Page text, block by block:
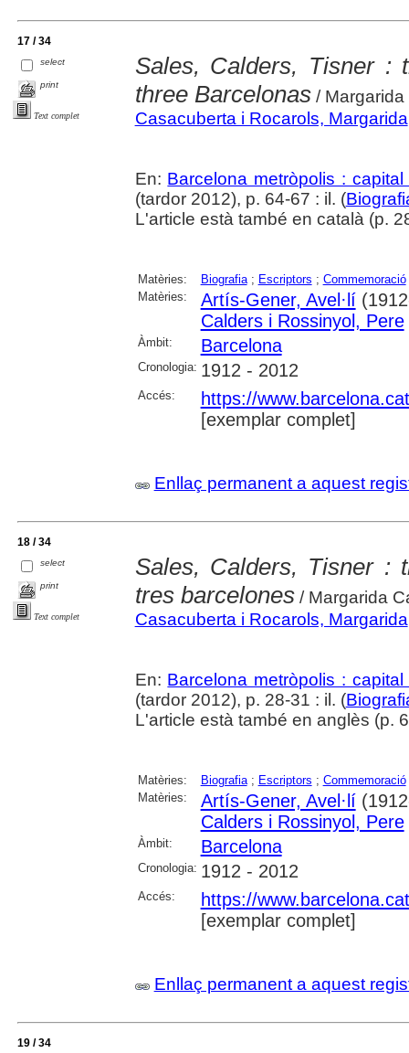
17 / 34
select
print
Text complet
Sales, Calders, Tisner :
three Barcelonas/ Margarida
Casacuberta i Rocarols, Margarida
En: Barcelona metròpolis :
(tardor 2012), p. 64-67 : il. (
L'article està també en català (p.
Matèries: Biografia; Escriptors ; Commemoració
Matèries:
Artís-Gener, Avel·lí
Calders i Rossinyol, Pere
Àmbit: Barcelona
Cronologia: 1912 - 2012
Accés:
https://
[exemplar complet]
Enllaç permanent a aquest
18 / 34
select
print
Text complet
Sales, Calders, Tisner :
tres barcelones/ Margarida
Casacuberta i Rocarols, Margarida
En: Barcelona metròpolis :
(tardor 2012), p. 28-31 : il. (
L'article està també en anglès (p.
Matèries: Biografia; Escriptors ; Commemoració
Matèries:
Artís-Gener, Avel·lí
Calders i Rossinyol, Pere
Àmbit: Barcelona
Cronologia: 1912 - 2012
Accés:
https://
[exemplar complet]
Enllaç permanent a aquest
19 / 34